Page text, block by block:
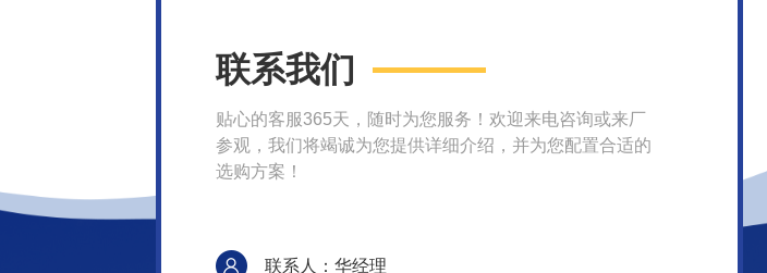
联系我们
贴心的客服365天，随时为您服务！欢迎来电咨询或来厂
参观，我们将竭诚为您提供详细介绍，并为您配置合适的
选购方案！
联系人：华经理